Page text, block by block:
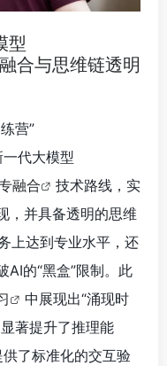
型
合与思维链透明
营”
代大模型
融合
技术路线，实
，并具备透明的思维
上达到专业水平，还
AI的“黑盒”限制。此
中展现出“涌现时
著提升了推理能
了标准化的交互验